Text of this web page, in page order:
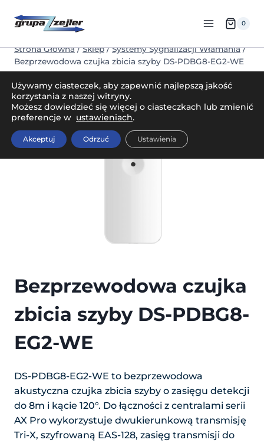
0
Strona Główna / Sklep / Systemy Sygnalizacji Włamania /
Bezprzewodowa czujka zbicia szyby DS-PDBG8-EG2-WE
Bezprzewodowa czujka
zbicia szyby DS-PDBG8-
EG2-WE
DS-PDBG8-EG2-WE to bezprzewodowa
akustyczna czujka zbicia szyby o zasięgu detekcji
do 8m i kącie 120°. Do łączności z centralami serii
AX Pro wykorzystuje dwukierunkową transmisję
Tri-X, szyfrowaną EAS-128, zasięg transmisji do
Używamy ciasteczek, aby zapewnić najlepszą jakość
korzystania z naszej witryny.
Możesz dowiedzieć się więcej o ciasteczkach lub zmienić
preferencje w ustawieniach.
Akceptuj Odrzuć Ustawienia